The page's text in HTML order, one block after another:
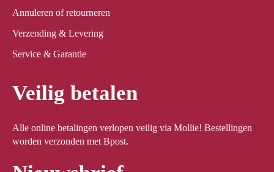
Annuleren of retourneren
Verzending & Levering
Service & Garantie
Veilig betalen
Alle online betalingen verlopen veilig via Mollie! Bestellingen
worden verzonden met Bpost.